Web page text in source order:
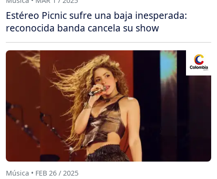
Estéreo Picnic sufre una baja inesperada:
reconocida banda cancela su show
Música • FEB 26 / 2025